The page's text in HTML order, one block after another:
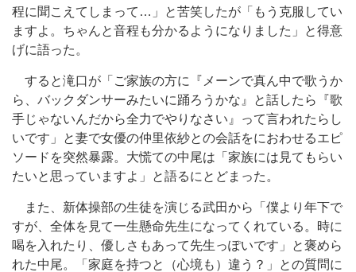
程に聞こえてしまって…」と苦笑したが「もう克服してい
ますよ。ちゃんと音程も分かるようになりました」と得意
げに語った。
すると滝口が「ご家族の方に『メーンで真ん中で歌うか
ら、バックダンサーみたいに踊ろうかな』と話したら『歌
手じゃないんだから全力でやりなさい』って言われたらし
いです」と妻で女優の仲里依紗との会話をにおわせるエピ
ソードを突然暴露。大慌ての中尾は「家族には見てもらい
たいと思っていますよ」と語るにとどまった。
また、新体操部の生徒を演じる武田から「僕より年下で
すが、全体を見て一生懸命先生になってくれている。時に
喝を入れたり、優しさもあって先生っぽいです」と褒めら
れた中尾。「家庭を持つと（心境も）違う？」との質問に